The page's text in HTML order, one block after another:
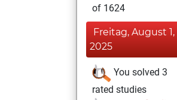
of 1624
Freitag, August 1,
2025
You solved 3
rated studies